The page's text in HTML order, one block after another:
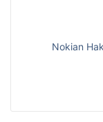
Nokian